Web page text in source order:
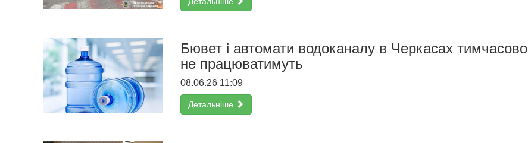
Бювет і автомати водоканалу в Черкасах тимчасово
не працюватимуть
08.06.26 11:09
Детальніше